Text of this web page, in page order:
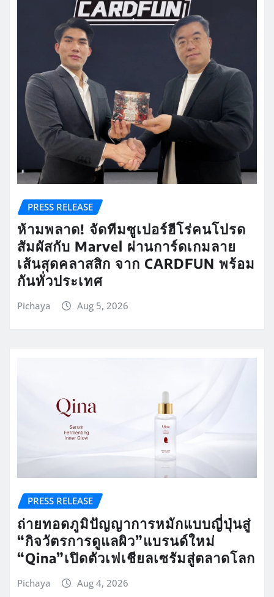
PRESS RELEASE
ห้ามพลาด! จัดทีมซูเปอร์ฮีโร่คนโปรด
สัมผัสกับ Marvel ผ่านการ์ดเกมลาย
เส้นสุดคลาสสิก จาก CARDFUN พร้อม
กันทั่วประเทศ
Pichaya Aug 5, 2026
PRESS RELEASE
ถ่ายทอดภูมิปัญญาการหมักแบบญี่ปุ่นสู่
“กิจวัตรการดูแลผิว”แบรนด์ใหม่
“Qina”เปิดตัวเฟเชียลเซรัมสู่ตลาดโลก
Pichaya Aug 4, 2026